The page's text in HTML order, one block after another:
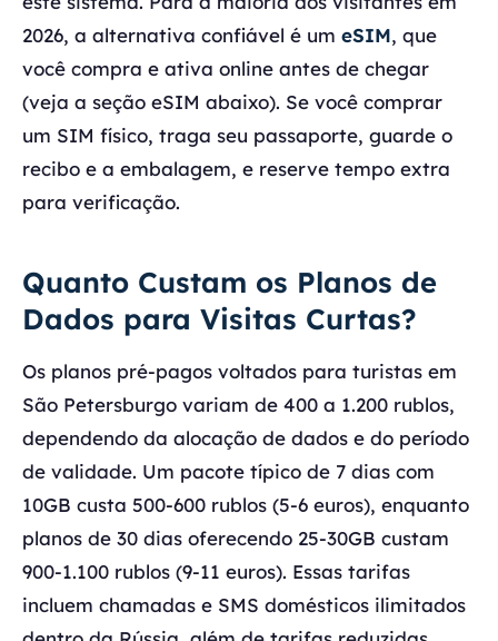
2026, a alternativa confiável é um eSIM, que
você compra e ativa online antes de chegar
(veja a seção eSIM abaixo). Se você comprar
um SIM físico, traga seu passaporte, guarde o
recibo e a embalagem, e reserve tempo extra
para verificação.
Quanto Custam os Planos de
Dados para Visitas Curtas?
Os planos pré-pagos voltados para turistas em
São Petersburgo variam de 400 a 1.200 rublos,
dependendo da alocação de dados e do período
de validade. Um pacote típico de 7 dias com
10GB custa 500-600 rublos (5-6 euros), enquanto
planos de 30 dias oferecendo 25-30GB custam
900-1.100 rublos (9-11 euros). Essas tarifas
incluem chamadas e SMS domésticos ilimitados